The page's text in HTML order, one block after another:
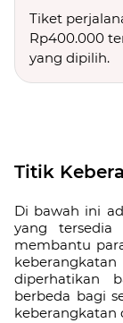
Tiket
Rp400.000
yang dipilih.
Titik
Di bawah ini
yang
membantu
diperhatikan
berbeda bagi
keberangkatan